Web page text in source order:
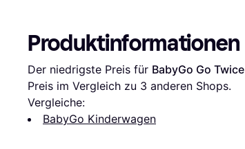
Produktinformationen
Der niedrigste Preis für BabyGo Go Twice
Preis im Vergleich zu 3 anderen Shops.
Vergleiche:
BabyGo Kinderwagen